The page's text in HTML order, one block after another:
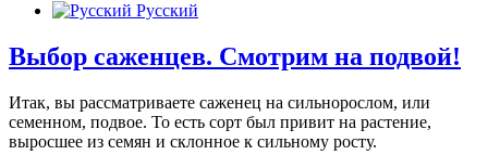
Русский
Выбор саженцев. Смотрим на подвой!
Итак, вы рассматриваете саженец на сильнорослом, или
семенном, подвое. То есть сорт был привит на растение,
выросшее из семян и склонное к сильному росту.